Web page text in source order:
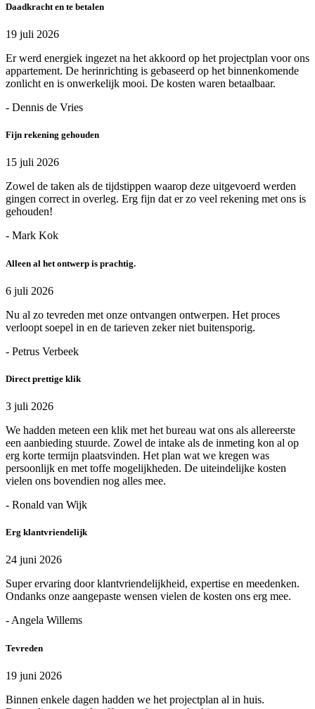
Daadkracht en te betalen
19 juli 2026
Er werd energiek ingezet na het akkoord op het projectplan voor ons
appartement. De herinrichting is gebaseerd op het binnenkomende
zonlicht en is onwerkelijk mooi. De kosten waren betaalbaar.
- Dennis de Vries
Fijn rekening gehouden
15 juli 2026
Zowel de taken als de tijdstippen waarop deze uitgevoerd werden
gingen correct in overleg. Erg fijn dat er zo veel rekening met ons is
gehouden!
- Mark Kok
Alleen al het ontwerp is prachtig.
6 juli 2026
Nu al zo tevreden met onze ontvangen ontwerpen. Het proces
verloopt soepel in en de tarieven zeker niet buitensporig.
- Petrus Verbeek
Direct prettige klik
3 juli 2026
We hadden meteen een klik met het bureau wat ons als allereerste
een aanbieding stuurde. Zowel de intake als de inmeting kon al op
erg korte termijn plaatsvinden. Het plan wat we kregen was
persoonlijk en met toffe mogelijkheden. De uiteindelijke kosten
vielen ons bovendien nog alles mee.
- Ronald van Wijk
Erg klantvriendelijk
24 juni 2026
Super ervaring door klantvriendelijkheid, expertise en meedenken.
Ondanks onze aangepaste wensen vielen de kosten ons erg mee.
- Angela Willems
Tevreden
19 juni 2026
Binnen enkele dagen hadden we het projectplan al in huis.